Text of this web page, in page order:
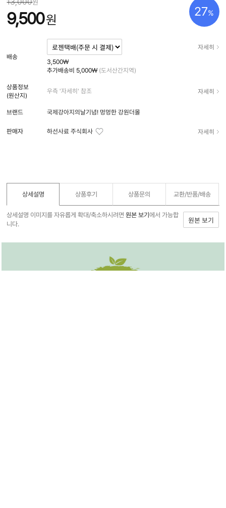
27%
원
9,500원
배송
자세히
3,500₩
추가배송비 5,000₩ (도서산간지역)
상품정보
(원산지)
우측 '자세히' 참조 자세히
브랜드 국제강아지의날기념! 멍멍한 강원더몰
판매자 하선사료 주식회사 자세히
상세설명 상품후기 상품문의 교환/반품/배송
상세설명 이미지를 자유롭게 확대/축소하시려면원본 보기에서 가능합
니다.
원본 보기